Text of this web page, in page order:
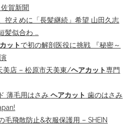
賀新聞
控えめに「長髪継続」希望 山田久志
髪似合わ …
カットで初の解剖医役に挑戦 『秘密～
美店 – 松原市天美東/ヘアカット専門
薄毛用はさみヘアカット 歯のはさみ
毛飛散防止&衣服保護用 – SHEIN